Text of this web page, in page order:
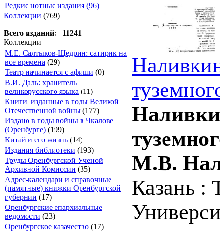
Редкие нотные издания (96)
Коллекции (769)
Всего изданий: 11241
Коллекции
М.Е. Салтыков-Щедрин: сатирик на
все времена (29)
Театр начинается с афиши (0)
В.И. Даль: хранитель
великорусского языка (11)
Книги, изданные в годы Великой
Отечественной войны (177)
Издано в годы войны в Чкалове
(Оренбурге) (199)
Китай и его жизнь (14)
Издания библиотеки (193)
Труды Оренбургской Ученой
Архивной Комиссии (35)
Адрес-календари и справочные
(памятные) книжки Оренбургской
губернии (17)
Оренбургские епархиальные
ведомости (23)
Оренбургское казачество (17)
М.В.
Казань :